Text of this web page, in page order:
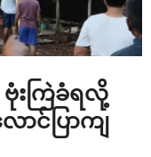
ဗုံးကြဲခံရလို့
ောင်ပြာကျ